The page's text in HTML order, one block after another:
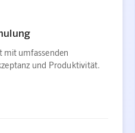
mit umfassenden
und Produktivität.